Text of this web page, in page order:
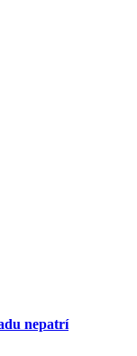
nepatrí